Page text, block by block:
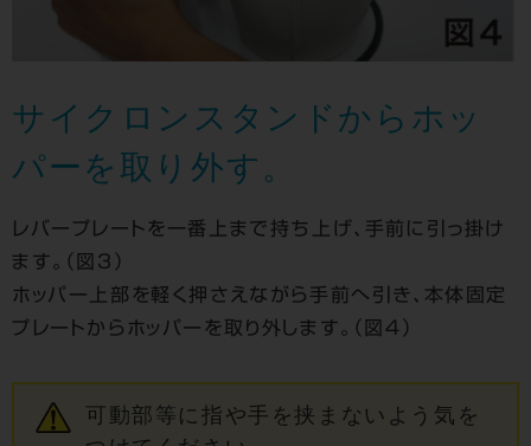
サイクロンスタンドからホッ
パーを取り外す。
レバープレートを一番上まで持ち上げ、手前に引っ掛け
ます。（図３）
ホッパー上部を軽く押さえながら手前へ引き、本体固定
プレートからホッパーを取り外します。（図４）
可動部等に指や手を挟まないよう気を